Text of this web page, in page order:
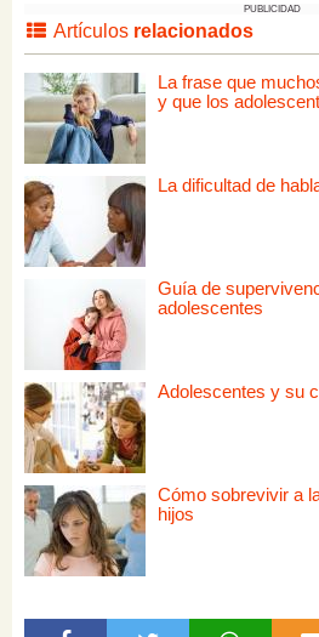
PUBLICIDAD
Artículos relacionados
La frase que
y que los
La dificultad de
Guía de
adolescentes
Adolescentes y su
Cómo sobrevivir a
hijos